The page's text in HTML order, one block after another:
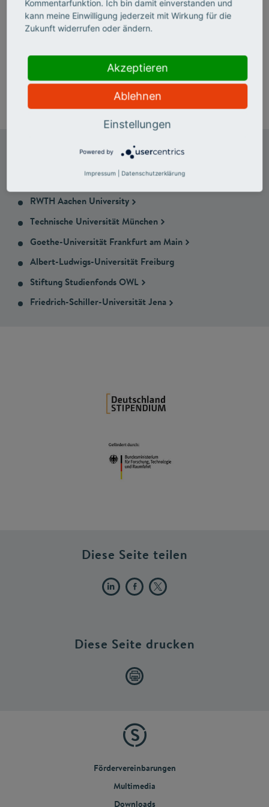
Auch an weiteren Hochschulen gab es erfolgreich
durchgeführte Matching Challenges. Zum Beispiel:
RWTH Aachen University
Technische Universität München
Goethe-Universität Frankfurt am Main
Albert-Ludwigs-Universität Freiburg
Stiftung Studienfonds OWL
Friedrich-Schiller-Universität Jena
Diese Seite teilen
Diese Seite drucken
Fördervereinbarungen
Multimedia
Downloads
Kommentarfunktion. Ich bin damit einverstanden und
kann meine Einwilligung jederzeit mit Wirkung für die
Zukunft widerrufen oder ändern.
Akzeptieren
Ablehnen
Einstellungen
Powered by
Impressum Datenschutzerklärung